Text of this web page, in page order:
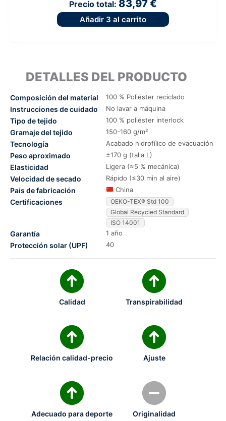
Precio total: 83,97 €
Añadir 3 al carrito
DETALLES DEL PRODUCTO
Composición del material 100 % Poliéster reciclado
Instrucciones de cuidado No lavar a máquina
Tipo de tejido 100 % poliéster interlock
Gramaje del tejido 150-160 g/m²
Tecnología Acabado hidrofílico de evacuación
Peso aproximado ±170 g (talla L)
Elasticidad Ligera (≈5 % mecánica)
Velocidad de secado Rápido (≤30 min al aire)
País de fabricación China
Certificaciones
OEKO-TEX® Std 100
Global Recycled Standard
ISO 14001
Garantía 1 año
Protección solar (UPF) 40
Calidad Transpirabilidad
Relación calidad-precio Ajuste
Adecuado para deporte Originalidad